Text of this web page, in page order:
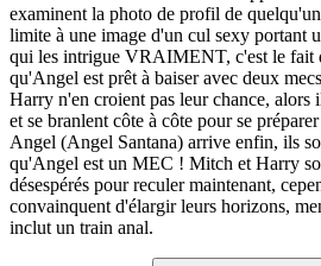
examinent la photo de profil de
limite à une image d'un cul sexy portant
qui les intrigue VRAIMENT, c'est le fait
qu'Angel est prêt à baiser avec deux
Harry n'en croient pas leur chance,
et se branlent côte à côte pour se
Angel (Angel Santana) arrive enfin, ils
qu'Angel est un MEC ! Mitch et Harry
désespérés pour reculer maintenant,
convainquent d'élargir leurs horizons,
inclut un train anal.